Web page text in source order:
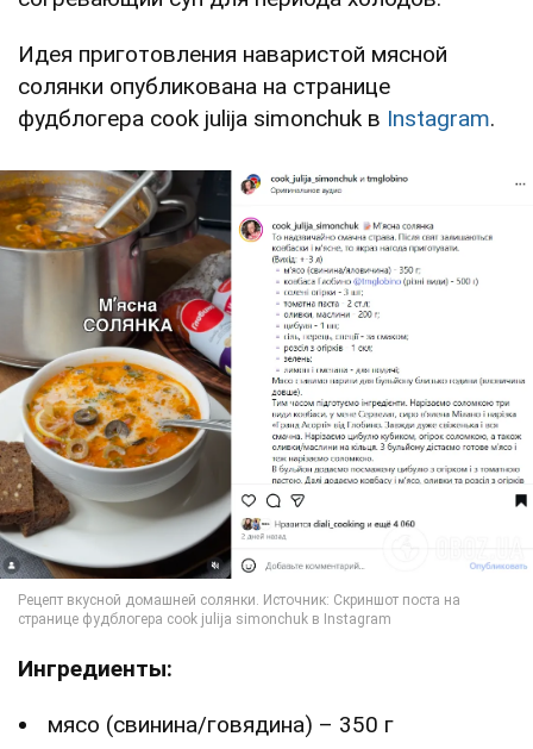
Идея приготовления наваристой мясной
солянки опубликована на странице
фудблогера cook julija simonchuk в Instagram.
Ингредиенты:
мясо (свинина/говядина) – 350 г